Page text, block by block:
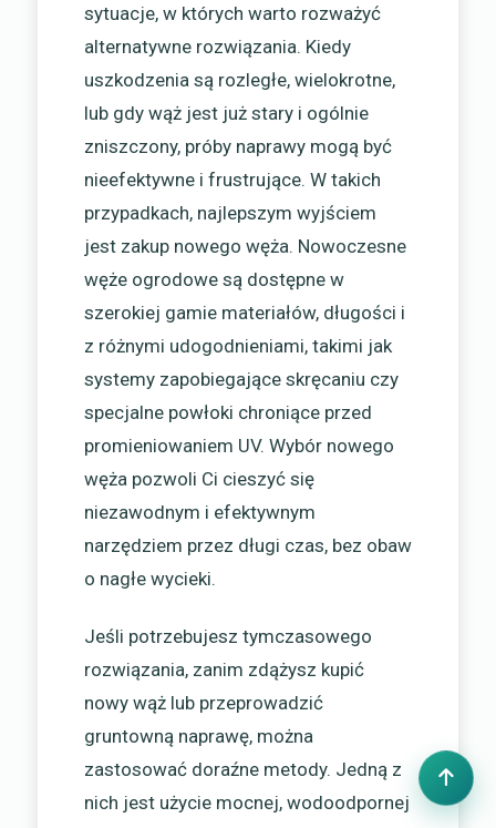
sytuacje, w których warto rozważyć
alternatywne rozwiązania. Kiedy
uszkodzenia są rozległe, wielokrotne,
lub gdy wąż jest już stary i ogólnie
zniszczony, próby naprawy mogą być
nieefektywne i frustrujące. W takich
przypadkach, najlepszym wyjściem
jest zakup nowego węża. Nowoczesne
węże ogrodowe są dostępne w
szerokiej gamie materiałów, długości i
z różnymi udogodnieniami, takimi jak
systemy zapobiegające skręcaniu czy
specjalne powłoki chroniące przed
promieniowaniem UV. Wybór nowego
węża pozwoli Ci cieszyć się
niezawodnym i efektywnym
narzędziem przez długi czas, bez obaw
o nagłe wycieki.
Jeśli potrzebujesz tymczasowego
rozwiązania, zanim zdążysz kupić
nowy wąż lub przeprowadzić
gruntowną naprawę, można
zastosować doraźne metody. Jedną z
nich jest użycie mocnej, wodoodpornej